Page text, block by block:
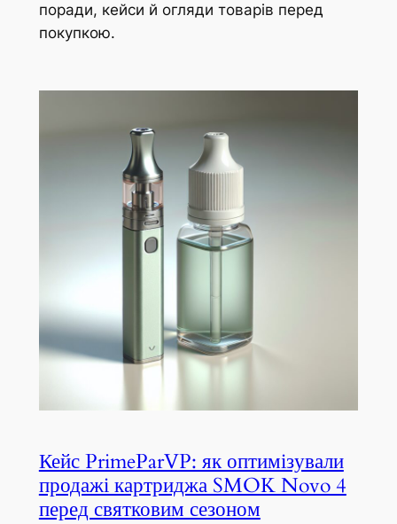
поради, кейси й огляди товарів перед
покупкою.
Кейс PrimeParVP: як оптимізували
продажі картриджа SMOK Novo 4
перед святковим сезоном